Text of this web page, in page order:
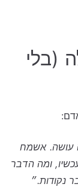
(בלי
עושה. אשמח
ומה הדבר
נקודות.״